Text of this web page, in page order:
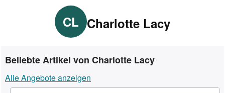
Meine Bestellungen
Kunst & Sammlerstücke
CL Charlotte Lacy
Beliebte Artikel von Charlotte Lacy
Alle Angebote anzeigen